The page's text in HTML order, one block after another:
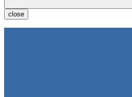
close